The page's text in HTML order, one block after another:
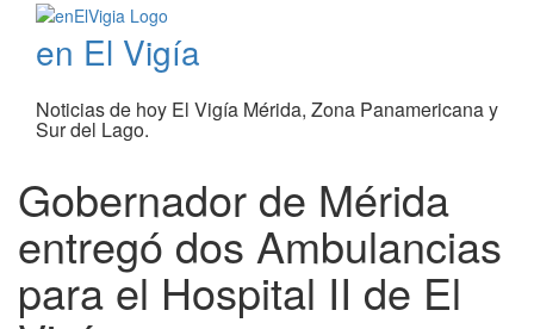
en El Vigía
Noticias de hoy El Vigía Mérida, Zona Panamericana y
Sur del Lago.
Gobernador de Mérida
entregó dos Ambulancias
para el Hospital II de El